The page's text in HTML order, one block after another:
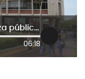
No hubo ingreso de fuerza pública al campus: gobernador Eduardo Verano por protestas en Uniatlántico
06:18